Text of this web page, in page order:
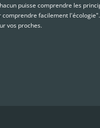
puisse comprendre les
facilement
vos proches.